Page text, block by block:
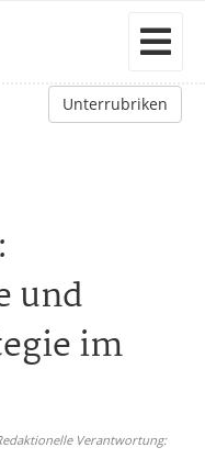
Unterrubriken
und
im
Verantwortung: